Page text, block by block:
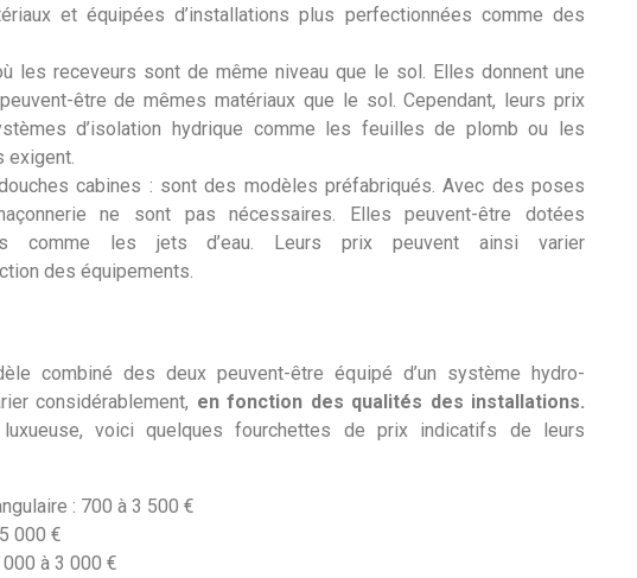
et équipées d’installations plus perfectionnées comme des
les receveurs sont de même niveau que le sol. Elles donnent une
être de mêmes matériaux que le sol. Cependant, leurs prix
d’isolation hydrique comme les feuilles de plomb ou les
exigent.
cabines : sont des modèles préfabriqués. Avec des poses
ne sont pas nécessaires. Elles peuvent-être dotées
comme les jets d’eau. Leurs prix peuvent ainsi varier
des équipements.
combiné des deux peuvent-être équipé d’un système hydro-
considérablement, en fonction des qualités des installations.
voici quelques fourchettes de prix indicatifs de leurs
: 700 à 3 500 €
000 €
à 3 000 €